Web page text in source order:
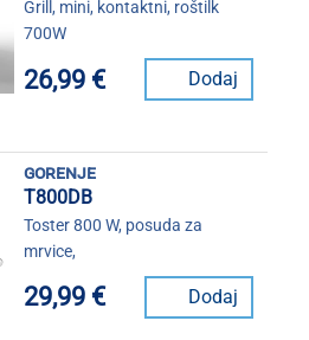
Grill, mini, kontaktni, roštilk
700W
26,99 € Dodaj
gorenje
T800DB
Toster 800 W, posuda za
mrvice,
29,99 € Dodaj